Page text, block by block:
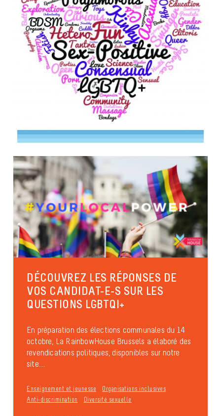
DÉCOUVREZ LES RÉPONSES DE
VOS CANDIDAT-E-S SUR LES
QUESTIONS LGBTQI+
En préparation des élections communales du 14
octobre, La RainbowHouse Brussels a élaboré des
revendications politiques, disponibles sur notre
site....
Enseignement et jeunesse
Organisations inclusives
Anti-discrimination
Diversité sexuelle